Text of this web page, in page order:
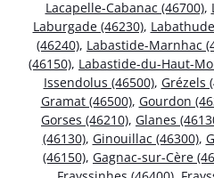
Lacapelle-Cabanac (46700),
Laburgade (46230),
(46240), Labastide-Marnhac
(46150), Labastide-du-Haut-
Issendolus (46500), Grézels
Gramat (46500), Gourdon
Gorses (46210), Glanes
(46130), Ginouillac (46300),
(46150), Gagnac-sur-Cère